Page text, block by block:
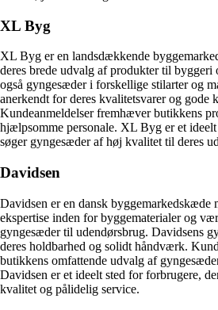
XL Byg
XL Byg er en landsdækkende
deres brede udvalg af produkter til
også gyngesæder i forskellige stilarter og
anerkendt for deres kvalitetsvarer og gode
Kundeanmeldelser fremhæver butikkens
hjælpsomme personale. XL Byg er et
søger gyngesæder af høj kvalitet til deres
Davidsen
Davidsen er en dansk byggemarkedskæde
ekspertise inden for byggematerialer og
gyngesæder til udendørsbrug. Davidsens
deres holdbarhed og solidt håndværk.
butikkens omfattende udvalg af
Davidsen er et ideelt sted for forbrugere,
kvalitet og pålidelig service.